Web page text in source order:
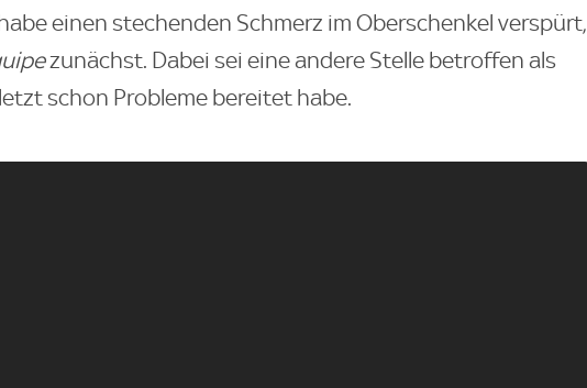
einen stechenden Schmerz im Oberschenkel verspürt,
zunächst. Dabei sei eine andere Stelle betroffen als
schon Probleme bereitet habe.